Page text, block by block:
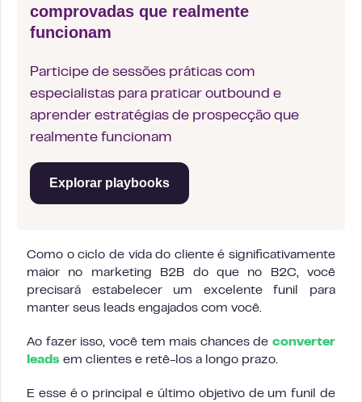
comprovadas que realmente
funcionam
Participe de sessões práticas com
especialistas para praticar outbound e
aprender estratégias de prospecção que
realmente funcionam
Explorar playbooks
Como o ciclo de vida do cliente é significativamente
maior no marketing B2B do que no B2C, você
precisará estabelecer um excelente funil para
manter seus leads engajados com você.
Ao fazer isso, você tem mais chances de converter
leads em clientes e retê-los a longo prazo.
E esse é o principal e último objetivo de um funil de